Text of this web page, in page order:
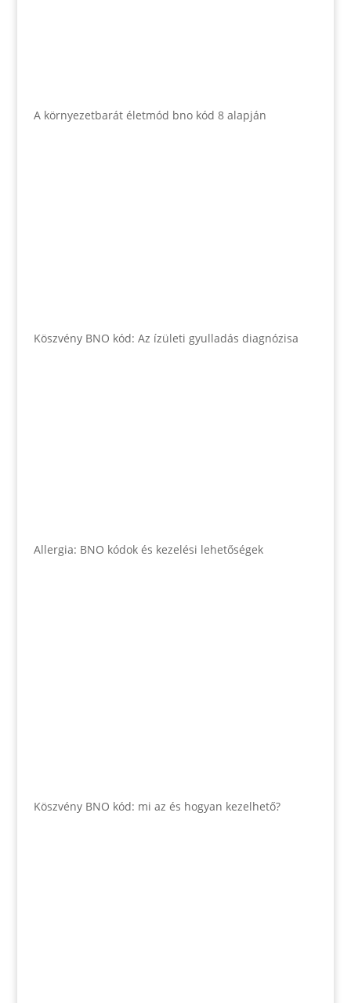
A környezetbarát életmód bno kód 8 alapján
Köszvény BNO kód: Az ízületi gyulladás diagnózisa
Allergia: BNO kódok és kezelési lehetőségek
Köszvény BNO kód: mi az és hogyan kezelhető?